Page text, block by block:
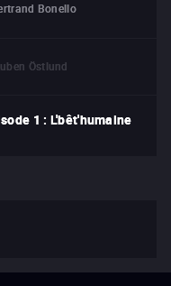
Bonello
Östlund
1 : L'bêt'humaine